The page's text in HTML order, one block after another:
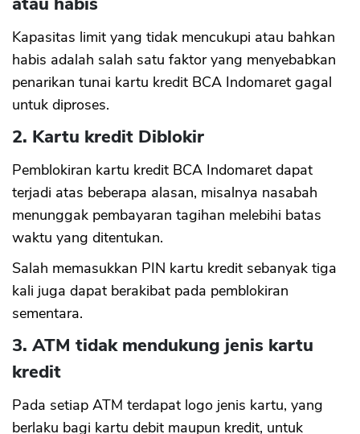
Kapasitas limit yang tidak mencukupi atau bahkan
habis adalah salah satu faktor yang menyebabkan
penarikan tunai kartu kredit BCA Indomaret gagal
untuk diproses.
2. Kartu kredit Diblokir
Pemblokiran kartu kredit BCA Indomaret dapat
terjadi atas beberapa alasan, misalnya nasabah
menunggak pembayaran tagihan melebihi batas
waktu yang ditentukan.
Salah memasukkan PIN kartu kredit sebanyak tiga
kali juga dapat berakibat pada pemblokiran
sementara.
3. ATM tidak mendukung jenis kartu
kredit
Pada setiap ATM terdapat logo jenis kartu, yang
berlaku bagi kartu debit maupun kredit, untuk